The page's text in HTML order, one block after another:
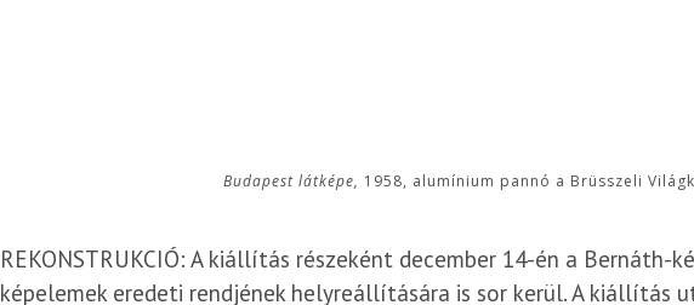
Budapest látképe, 1958, alumínium pannó a Brüsszeli
REKONSTRUKCIÓ: A kiállítás részeként december 14-én a Bernáth-
képelemek eredeti rendjének helyreállítására is sor kerül. A kiállítás